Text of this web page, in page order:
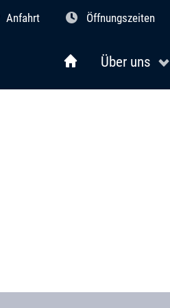
Anfahrt Öffnungszeiten
Über uns